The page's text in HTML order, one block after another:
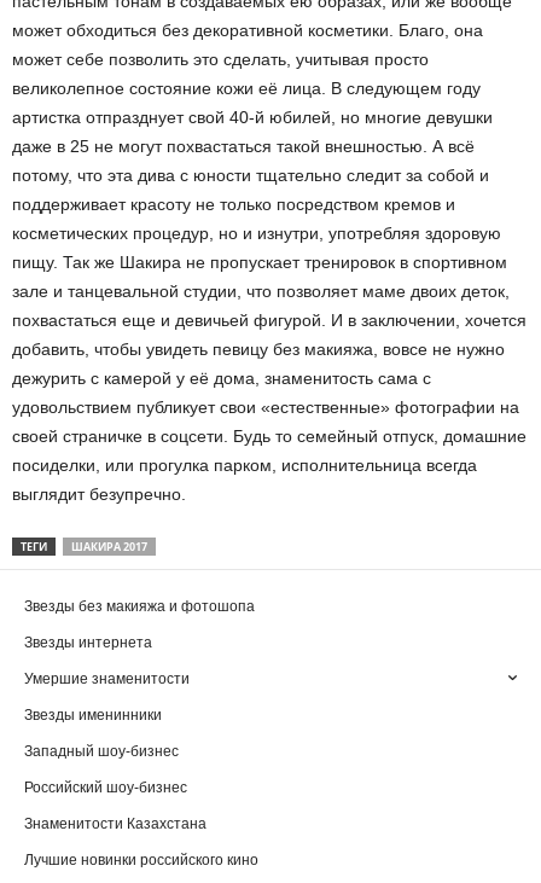
может обходиться без декоративной косметики. Благо, она
может себе позволить это сделать, учитывая просто
великолепное состояние кожи её лица. В следующем году
артистка отпразднует свой 40-й юбилей, но многие девушки
даже в 25 не могут похвастаться такой внешностью. А всё
потому, что эта дива с юности тщательно следит за собой и
поддерживает красоту не только посредством кремов и
косметических процедур, но и изнутри, употребляя здоровую
пищу. Так же Шакира не пропускает тренировок в спортивном
зале и танцевальной студии, что позволяет маме двоих деток,
похвастаться еще и девичьей фигурой. И в заключении, хочется
добавить, чтобы увидеть певицу без макияжа, вовсе не нужно
дежурить с камерой у её дома, знаменитость сама с
удовольствием публикует свои «естественные» фотографии на
своей страничке в соцсети. Будь то семейный отпуск, домашние
посиделки, или прогулка парком, исполнительница всегда
выглядит безупречно.
ТЕГИ ШАКИРА 2017
Звезды без макияжа и фотошопа
Звезды интернета
Умершие знаменитости
Звезды именинники
Западный шоу-бизнес
Российский шоу-бизнес
Знаменитости Казахстана
Лучшие новинки российского кино